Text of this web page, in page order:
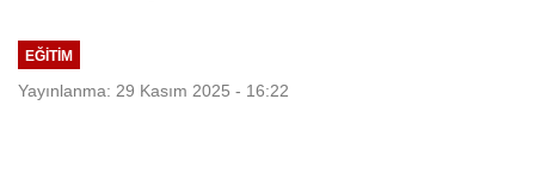
EĞITIM
Yayınlanma: 29 Kasım 2025 - 16:22